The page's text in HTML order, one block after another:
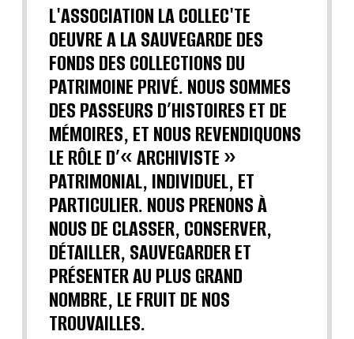
L'ASSOCIATION LA COLLEC'TE
OEUVRE A LA SAUVEGARDE DES
FONDS DES COLLECTIONS DU
PATRIMOINE PRIVÉ. NOUS SOMMES
DES PASSEURS D’HISTOIRES ET DE
MÉMOIRES, ET NOUS REVENDIQUONS
LE RÔLE D’« ARCHIVISTE »
PATRIMONIAL, INDIVIDUEL, ET
PARTICULIER. NOUS PRENONS À
NOUS DE CLASSER, CONSERVER,
DÉTAILLER, SAUVEGARDER ET
PRÉSENTER AU PLUS GRAND
NOMBRE, LE FRUIT DE NOS
TROUVAILLES.